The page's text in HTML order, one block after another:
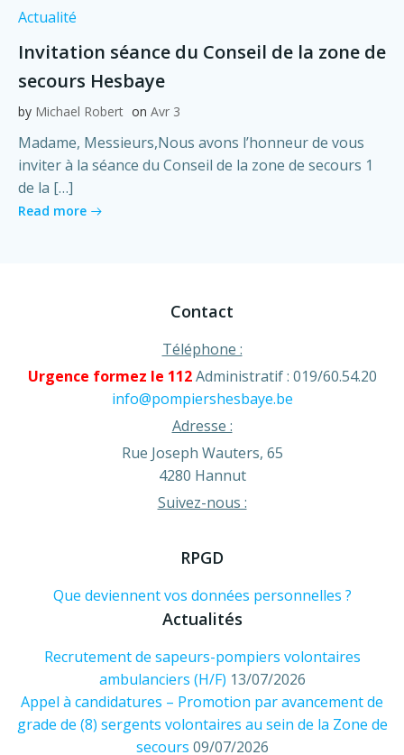
Actualité
Invitation séance du Conseil de la zone de
secours Hesbaye
by Michael Robert on Avr 3
Madame, Messieurs,Nous avons l’honneur de vous
inviter à la séance du Conseil de la zone de secours 1
de la […]
Read more
Contact
Téléphone :
Urgence formez le 112Administratif : 019/60.54.20
info@pompiershesbaye.be
Adresse :
Rue Joseph Wauters, 65
4280 Hannut
Suivez-nous :
RPGD
Que deviennent vos données personnelles ?
Actualités
Recrutement de sapeurs-pompiers volontaires
ambulanciers (H/F) 13/07/2026
Appel à candidatures – Promotion par avancement de
grade de (8) sergents volontaires au sein de la Zone de
secours 09/07/2026